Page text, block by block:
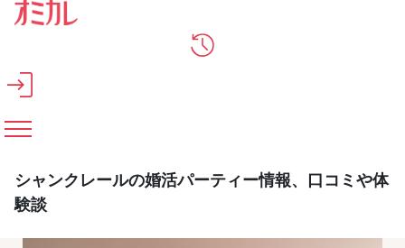
メインコンテンツへスキップ
シャンクレールの婚活パーティー情報、口コミや体
験談